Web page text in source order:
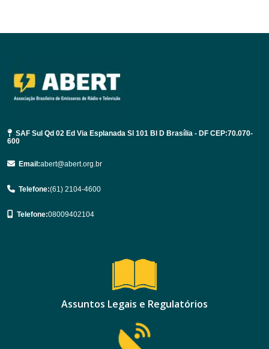
SAF Sul Qd 02 Ed Via Esplanada Sl 101 Bl D Brasília - DF CEP:70.070-
600
Email:abert@abert.org.br
Telefone:(61) 2104-4600
Telefone:08009402104
Assuntos Legais e Regulatórios